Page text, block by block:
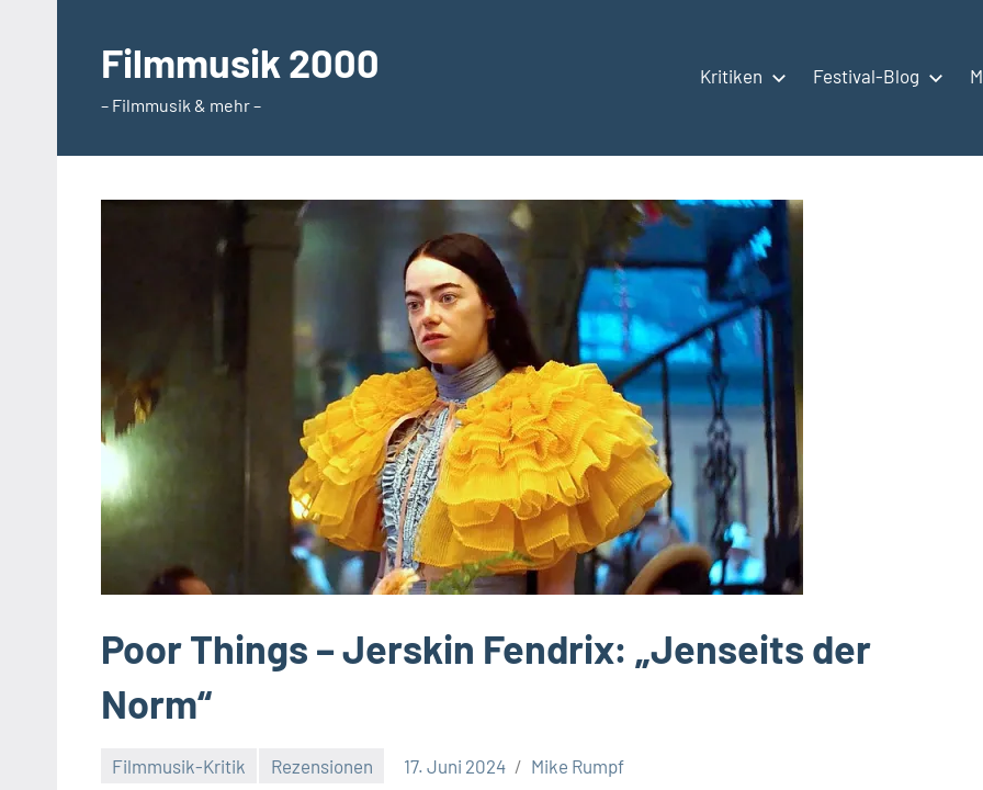
springenFilmmusik 2000
– Filmmusik & mehr –
Kritiken Festival-Blog
Poor Things – Jerskin Fendrix: „Jenseits der
Norm“
Filmmusik-Kritik Rezensionen 17. Juni 2024 Mike Rumpf